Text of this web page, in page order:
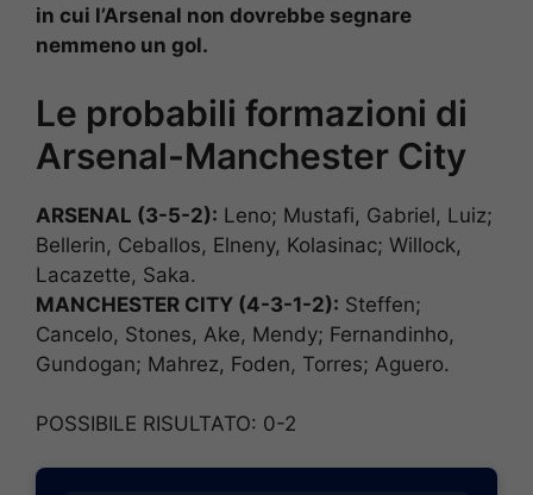
in cui l’Arsenal non dovrebbe segnare
nemmeno un gol.
Le probabili formazioni di
Arsenal-Manchester City
ARSENAL (3-5-2): Leno; Mustafi, Gabriel, Luiz;
Bellerin, Ceballos, Elneny, Kolasinac; Willock,
Lacazette, Saka.
MANCHESTER CITY (4-3-1-2): Steffen;
Cancelo, Stones, Ake, Mendy; Fernandinho,
Gundogan; Mahrez, Foden, Torres; Aguero.
POSSIBILE RISULTATO: 0-2